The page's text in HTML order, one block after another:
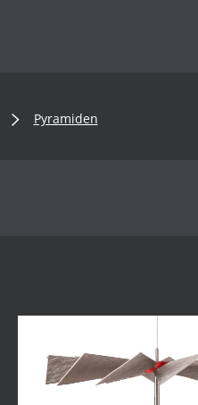
Pyramiden